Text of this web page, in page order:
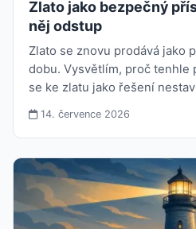
Zlato jako bezpečný
něj odstup
Zlato se znovu prodává jako
dobu. Vysvětlím, proč tenhle
se ke zlatu jako řešení
14. července 2026